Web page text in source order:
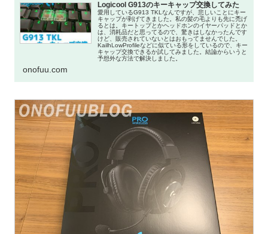
Logicool G913のキーキャップ交換してみた
愛用しているG913 TKLなんですが、悲しいことにキー
キャップが剥げてきました。私の髪の毛よりも先に禿げ
るとは。キートップとかヘッドホンのイヤーパッドとか
は、消耗品だと思ってるので、驚きはしなかったんです
けど、販売されていないとはおもってませんでした。
KailhLowProfileなどに似ている形をしているので、キー
キャップ交換できるか試してみました。結論からいうと
予想外な方法で解決しました。
onofuu.com